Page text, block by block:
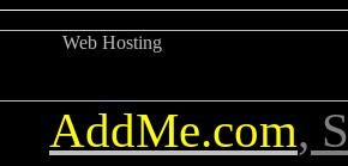
AddMe.com,